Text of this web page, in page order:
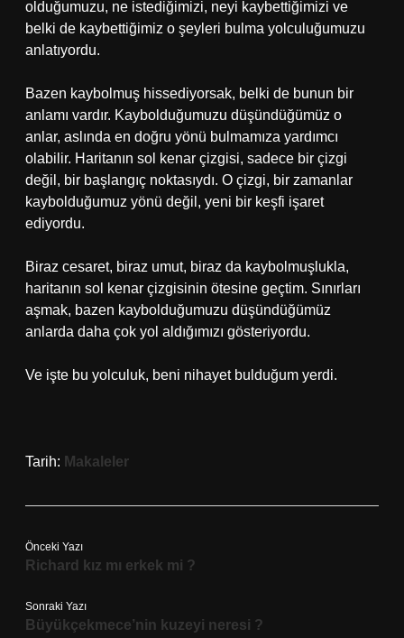
olduğumuzu, ne istediğimizi, neyi kaybettiğimizi ve
belki de kaybettiğimiz o şeyleri bulma yolculuğumuzu
anlatıyordu.
Bazen kaybolmuş hissediyorsak, belki de bunun bir
anlamı vardır. Kaybolduğumuzu düşündüğümüz o
anlar, aslında en doğru yönü bulmamıza yardımcı
olabilir. Haritanın sol kenar çizgisi, sadece bir çizgi
değil, bir başlangıç noktasıydı. O çizgi, bir zamanlar
kaybolduğumuz yönü değil, yeni bir keşfi işaret
ediyordu.
Biraz cesaret, biraz umut, biraz da kaybolmuşlukla,
haritanın sol kenar çizgisinin ötesine geçtim. Sınırları
aşmak, bazen kaybolduğumuzu düşündüğümüz
anlarda daha çok yol aldığımızı gösteriyordu.
Ve işte bu yolculuk, beni nihayet bulduğum yerdi.
Tarih: Makaleler
Önceki Yazı
Richard kız mı erkek mi ?
Sonraki Yazı
Büyükçekmece’nin kuzeyi neresi ?